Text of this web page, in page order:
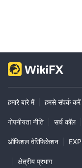
हमारे बारे में हमसे संपर्क करें
गोपनीयता नीति सर्च कॉल
ऑफिशल वेरिफिकेशन
क्षेत्रीय प्रभाग